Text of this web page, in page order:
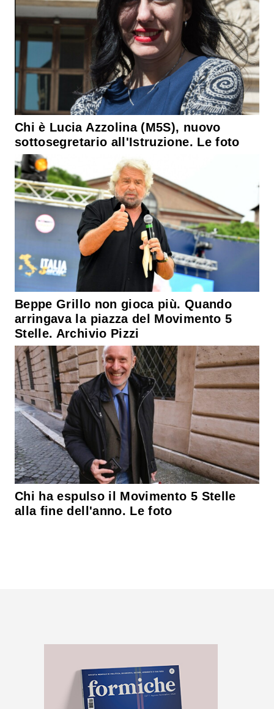
Chi è Lucia Azzolina (M5S), nuovo
sottosegretario all'Istruzione. Le foto
Beppe Grillo non gioca più. Quando
arringava la piazza del Movimento 5
Stelle. Archivio Pizzi
Chi ha espulso il Movimento 5 Stelle
alla fine dell'anno. Le foto